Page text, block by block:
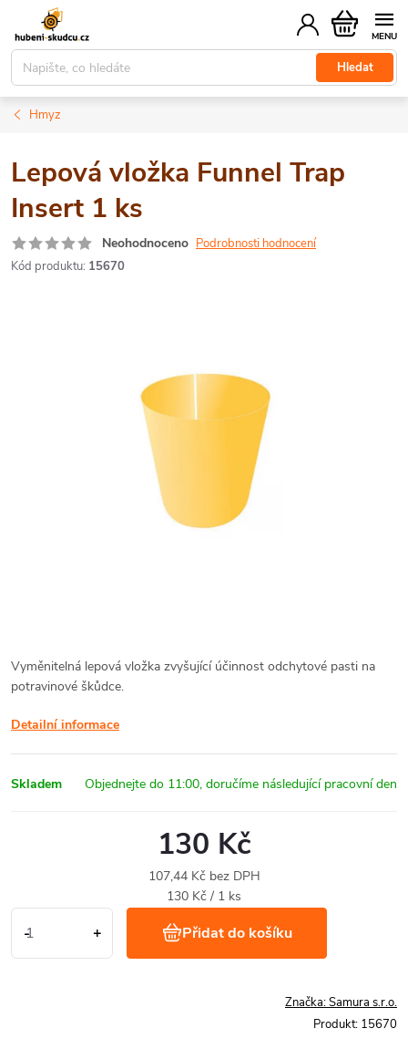
obsah
Hledat
Nákupní
košík
Hmyz
Lepová vložka Funnel Trap
Insert 1 ks
Neohodnoceno Podrobnosti hodnocení
Kód produktu: 15670
Vyměnitelná lepová vložka zvyšující účinnost odchytové pasti na
potravinové škůdce.
Detailní informace
Skladem
130 Kč
107,44 Kč bez DPH
Měrná
130 Kč / 1 ks
Přidat do košíku
Značka:Samura s.r.o.
Produkt: 15670